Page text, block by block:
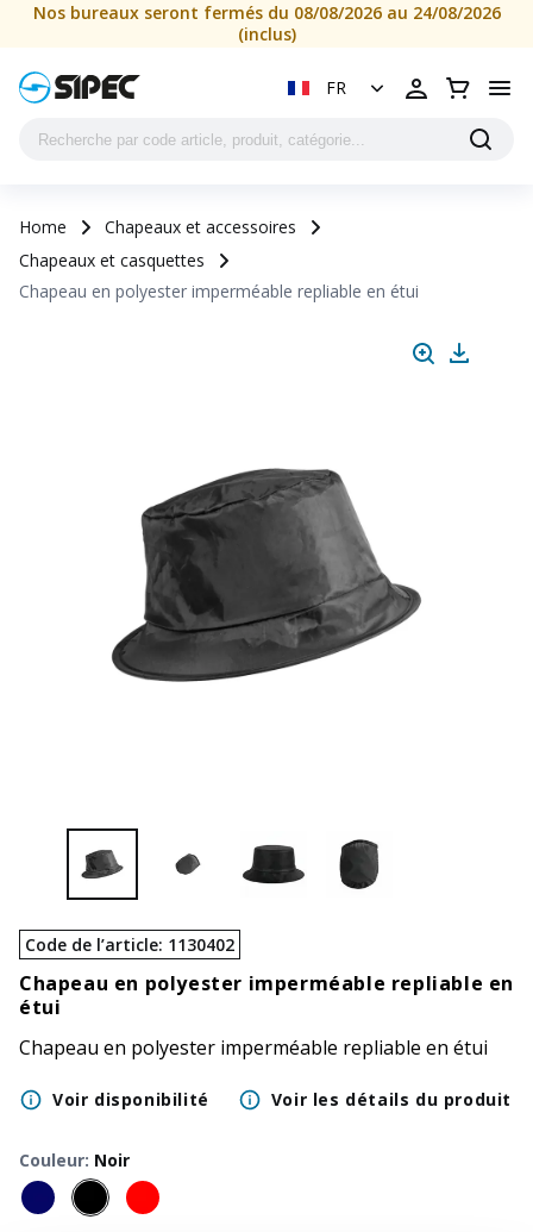
Nos bureaux seront fermés du 08/08/2026 au 24/08/2026
(inclus)
FR
Home
Chapeaux et accessoires
Chapeaux et casquettes
Chapeau en polyester imperméable repliable en étui
Code de l’article: 1130402
Chapeau en polyester imperméable repliable en
étui
Chapeau en polyester imperméable repliable en étui
Voir disponibilité Voir les détails du produit
Couleur: Noir